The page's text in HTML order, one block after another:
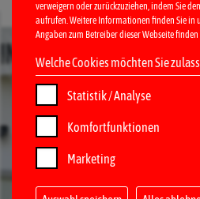
MENÜ
verweigern oder zurückzuziehen, indem Sie
aufrufen. Weitere Informationen finden Sie in
Angaben zum Betreiber dieser Webseite finden
Welche Cookies möchten Sie
Statistik / Analyse
Komfortfunktionen
Marketing